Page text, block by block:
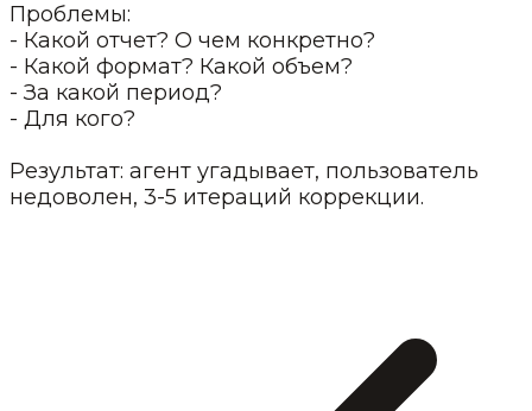
Проблемы:
- Какой отчет? О чем конкретно?
- Какой формат? Какой объем?
- За какой период?
- Для кого?
Результат: агент угадывает, пользователь
недоволен, 3-5 итераций коррекции.